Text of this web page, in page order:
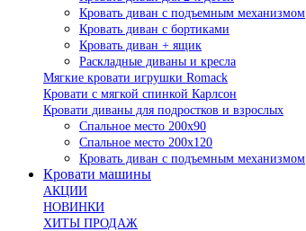
Кровать диван с подъемным механизмом
Кровать диван с бортиками
Кровать диван + ящик
Раскладные диваны и кресла
Мягкие кровати игрушки Romack
Кровати с мягкой спинкой Карлсон
Кровати диваны для подростков и взрослых
Спальное место 200х90
Спальное место 200х120
Кровать диван с подъемным механизмом
Кровати машины
АКЦИИ
НОВИНКИ
ХИТЫ ПРОДАЖ